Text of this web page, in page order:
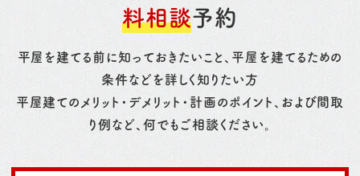
料相談予約
平屋を建てる前に知っておきたいこと、平屋を建てるための
条件などを詳しく知りたい方
平屋建てのメリット・デメリット・計画のポイント、および間取
り例など、何でもご相談ください。